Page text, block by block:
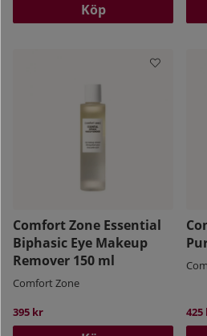
Köp
Comfort Zone Essential
Biphasic Eye Makeup
Remover 150 ml
Comfort Zone
395 kr
425